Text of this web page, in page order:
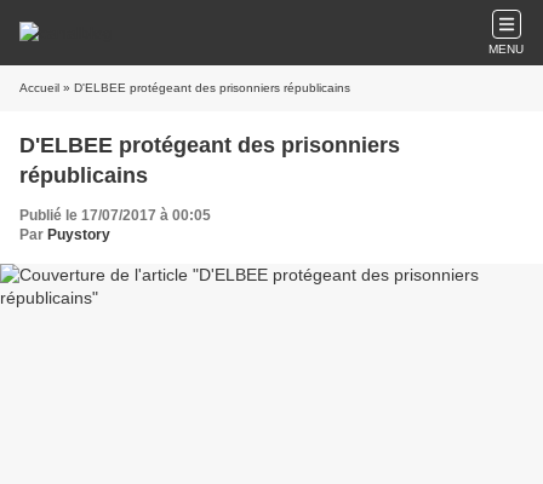
MENU
Accueil » D'ELBEE protégeant des prisonniers républicains
D'ELBEE protégeant des prisonniers
républicains
Publié le 17/07/2017 à 00:05
Par Puystory